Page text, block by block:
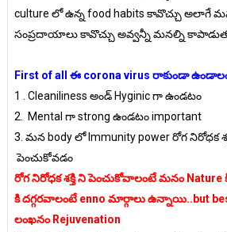
culture లో ఉన్న food habits కావొచ్చు అలాగే
సంప్రదాయాలు కావొచ్చు అవ్వన్నీ మనల్ని
First of all ఈ corona virus రాకుండా
1 . Cleaniliness అండ్ Hyginic గా ఉండటం
2. Mental గా strong ఉండటం important
3. మన body లో Immunity power రోగ నిరోధక
పెంచుకోవడం
రోగ నిరోధక శక్తి ని పెంచుకోవాలంటే మనం Nature
కి దగ్గరవాలంటే enno మార్గాలు ఉన్నాయి..but
లంఖనం Rejuvenation